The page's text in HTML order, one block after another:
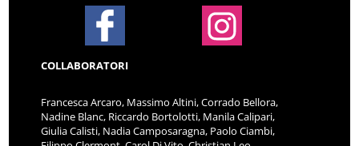
COLLABORATORI
Francesca Arcaro, Massimo Altini, Corrado Bellora,
Nadine Blanc, Riccardo Bortolotti, Manila Calipari,
Giulia Calisti, Nadia Camposaragna, Paolo Ciambi,